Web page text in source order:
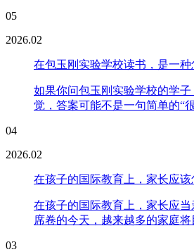
05
2026.02
在包玉刚实验学校读书，是一种
如果你问包玉刚实验学校的学
觉，答案可能不是一句简单的“
04
2026.02
在孩子的国际教育上，家长应该
在孩子的国际教育上，家长应
席卷的今天，越来越多的家庭
03